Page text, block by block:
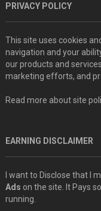
PRIVACY POLICY
This site uses cookies
navigation and your
our products and
marketing efforts, and
Read more about site
EARNING DISCLAIMER
I want to Disclose that I
Ads on the site. It Pays
running.